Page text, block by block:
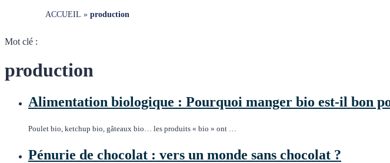
ACCUEIL » production
Mot clé :
production
Alimentation biologique : Pourquoi manger bio est-il bon
Poulet bio, ketchup bio, gâteaux bio… les produits « bio » ont …
Pénurie de chocolat : vers un monde sans chocolat ?